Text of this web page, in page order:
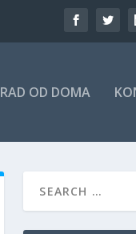
RAD OD DOMA